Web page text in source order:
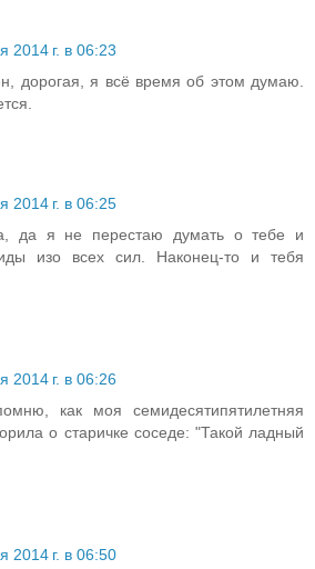
2014 г. в 06:23
дорогая, я всё время об этом думаю.
2014 г. в 06:25
да я не перестаю думать о тебе и
изо всех сил. Наконец-то и тебя
2014 г. в 06:26
как моя семидесятипятилетняя
о старичке соседе: "Такой ладный
2014 г. в 06:50